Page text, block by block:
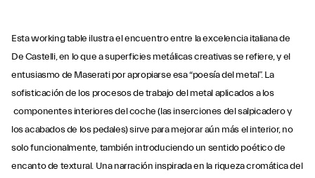
Esta working table ilustra el encuentro entre la excelencia italiana de
De Castelli, en lo que a superficies metálicas creativas se refiere, y el
entusiasmo de Maserati por apropiarse esa “poesía del metal”. La
sofisticación de los procesos de trabajo del metal aplicados a los
componentes interiores del coche (las inserciones del salpicadero y
los acabados de los pedales) sirve para mejorar aún más el interior, no
solo funcionalmente, también introduciendo un sentido poético de
encanto de textural. Una narración inspirada en la riqueza cromática del